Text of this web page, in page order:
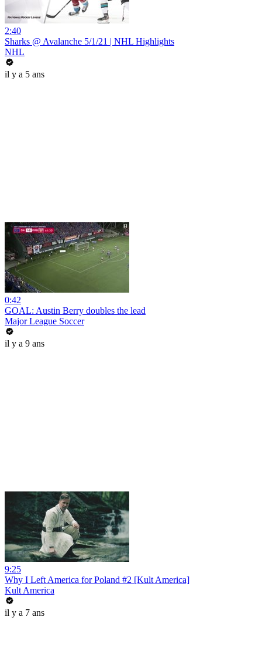
2:40
Sharks @ Avalanche 5/1/21 | NHL Highlights
NHL
il y a 5 ans
0:42
GOAL: Austin Berry doubles the lead
Major League Soccer
il y a 9 ans
9:25
Why I Left America for Poland #2 [Kult America]
Kult America
il y a 7 ans